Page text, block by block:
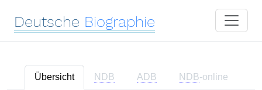
Deutsche Biographie
Übersicht NDB ADB NDB-online